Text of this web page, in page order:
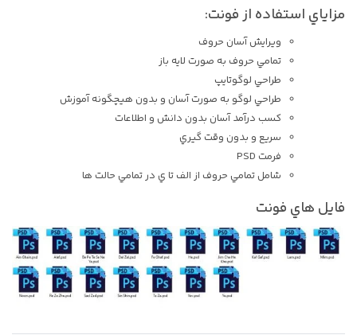
مزاياي استفاده از فونت:
ويرايش آسان حروف
تمامي حروف به صورت لايه باز
طراحي لوگوتايپ
طراحي لوگو به صورت آسان و بدون هيچگونه آموزش
کسب درآمد آسان بدون دانش و اطلاعات
سريع و بدون وقت گيري
فرمت PSD
شامل تمامي حروف از الف تا ي در تمامي حالت ها
فايل هاي فونت